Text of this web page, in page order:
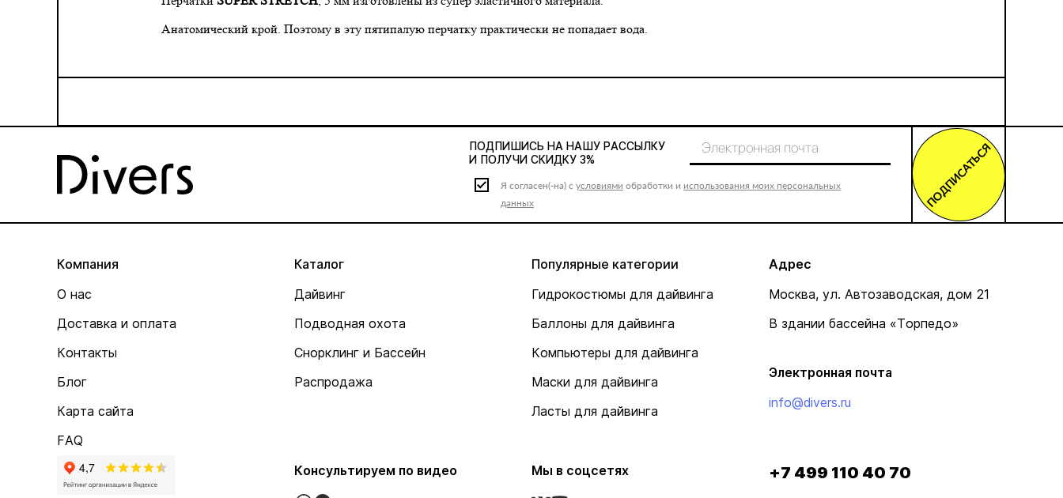
Анатомический крой. Поэтому в эту пятипалую перчатку практически не попадает вода.
ПОДПИШИСЬ НА НАШУ РАССЫЛКУ
И ПОЛУЧИ СКИДКУ 3%
Я согласен(-на) с условиями обработки и использования моих персональных
данных
ПОДПИСАТЬСЯ
Компания
О нас
Доставка и оплата
Контакты
Блог
Карта сайта
FAQ
Каталог
Дайвинг
Подводная охота
Снорклинг и Бассейн
Распродажа
Популярные категории
Гидрокостюмы для дайвинга
Баллоны для дайвинга
Компьютеры для дайвинга
Маски для дайвинга
Ласты для дайвинга
Адрес
Москва, ул. Автозаводская, дом 21
В здании бассейна «Торпедо»
Электронная почта
info@divers.ru
Консультируем по видео Мы в соцсетях +7 499 110 40 70